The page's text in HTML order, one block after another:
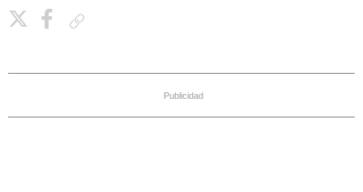
Publicidad